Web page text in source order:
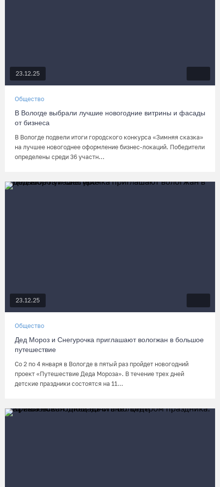
23.12.25
Общество
В Вологде выбрали лучшие новогодние витрины и фасады
от бизнеса
В Вологде подвели итоги городского конкурса «Зимняя сказка»
на лучшее новогоднее оформление бизнес-локаций. Победители
определены среди 36 участн...
23.12.25
Общество
Дед Мороз и Снегурочка приглашают вологжан в большое
путешествие
Со 2 по 4 января в Вологде в пятый раз пройдет новогодний
проект «Путешествие Деда Мороза». В течение трех дней
детские праздники состоятся на 11...